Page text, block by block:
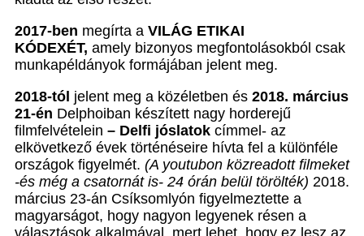
2017-ben megírta a VILÁG ETIKAI
KÓDEXÉT, amely bizonyos megfontolásokból csak
munkapéldányok formájában jelent meg.
2018-tól jelent meg a közéletben és 2018. március
21-én Delphoiban készített nagy horderejű
filmfelvételein – Delfi jóslatok címmel- az
elkövetkező évek történéseire hívta fel a különféle
országok figyelmét. (A youtubon közreadott filmeket
-és még a csatornát is- 24 órán belül törölték) 2018.
március 23-án Csíksomlyón figyelmeztette a
magyarságot, hogy nagyon legyenek résen a
választások alkalmával, mert lehet, hogy ez lesz az